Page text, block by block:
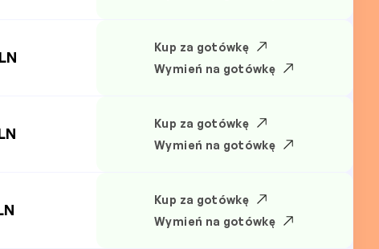
Kup za gotówkę
Wymień na gotówkę
Kup za gotówkę
Wymień na gotówkę
Kup za gotówkę
Wymień na gotówkę